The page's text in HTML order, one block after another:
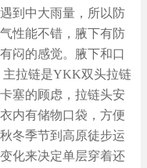
到中大雨量，所以防
性能不错，腋下有防
闷的感觉。腋下和口
拉链是YKK双头拉链
塞的顾虑，拉链头安
内有储物口袋，方便
冬季节到高原徒步运
化来决定单层穿着还